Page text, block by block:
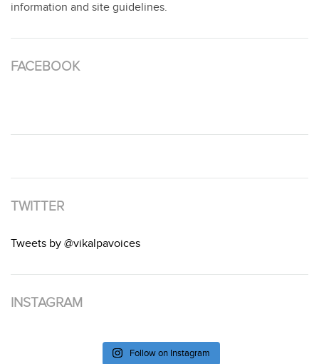
information and site guidelines.
FACEBOOK
TWITTER
Tweets by @vikalpavoices
INSTAGRAM
Follow on Instagram